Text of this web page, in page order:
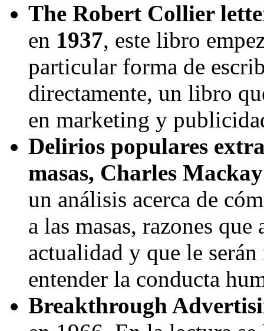
The Robert Collier
en 1937, este libro
particular forma de
directamente, un libro
en marketing y
Delirios populares
masas, Charles Mackay
un análisis acerca de
a las masas, razones
actualidad y que le
entender la conducta
Breakthrough